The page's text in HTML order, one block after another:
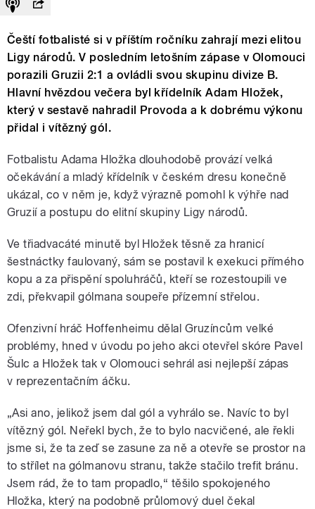
Čeští fotbalisté si v příštím ročníku zahrají mezi elitou
Ligy národů. V posledním letošním zápase v Olomouci
porazili Gruzii 2:1 a ovládli svou skupinu divize B.
Hlavní hvězdou večera byl křídelník Adam Hložek,
který v sestavě nahradil Provoda a k dobrému výkonu
přidal i vítězný gól.
Fotbalistu Adama Hložka dlouhodobě provází velká
očekávání a mladý křídelník v českém dresu konečně
ukázal, co v něm je, když výrazně pomohl k výhře nad
Gruzií a postupu do elitní skupiny Ligy národů.
Ve třiadvacáté minutě byl Hložek těsně za hranicí
šestnáctky faulovaný, sám se postavil k exekuci přímého
kopu a za přispění spoluhráčů, kteří se rozestoupili ve
zdi, překvapil gólmana soupeře přízemní střelou.
Ofenzivní hráč Hoffenheimu dělal Gruzíncům velké
problémy, hned v úvodu po jeho akci otevřel skóre Pavel
Šulc a Hložek tak v Olomouci sehrál asi nejlepší zápas
v reprezentačním áčku.
„Asi ano, jelikož jsem dal gól a vyhrálo se. Navíc to byl
vítězný gól. Neřekl bych, že to bylo nacvičené, ale řekli
jsme si, že ta zeď se zasune za ně a otevře se prostor na
to střílet na gólmanovu stranu, takže stačilo trefit bránu.
Jsem rád, že to tam propadlo,“ těšilo spokojeného
Hložka, který na podobně průlomový duel čekal